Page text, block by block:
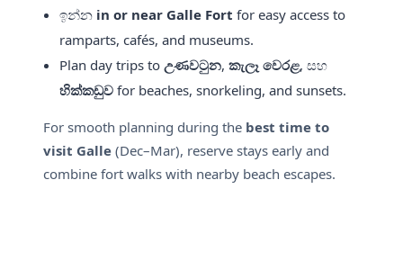
ඉන්න in or near Galle Fort for easy access to
ramparts, cafés, and museums.
Plan day trips to උණවටුන, කැලෑ වෙරළ, සහ
හික්කඩුව for beaches, snorkeling, and sunsets.
For smooth planning during the best time to
visit Galle (Dec–Mar), reserve stays early and
combine fort walks with nearby beach escapes.